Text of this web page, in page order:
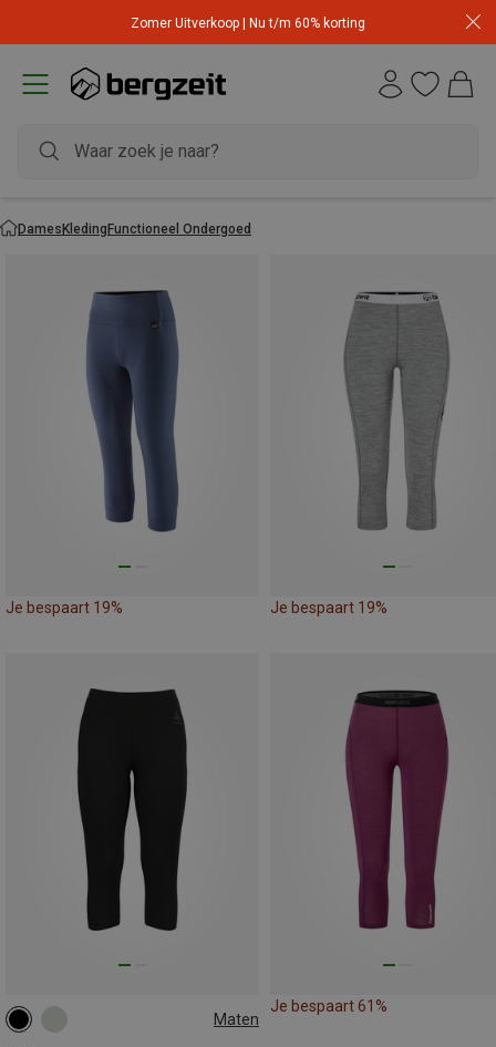
Zomer Uitverkoop | Nu t/m 60% korting
DamesKledingFunctioneel Ondergoed
Je bespaart 19% Je bespaart 19%
Maten
XS
Je bespaart 61%